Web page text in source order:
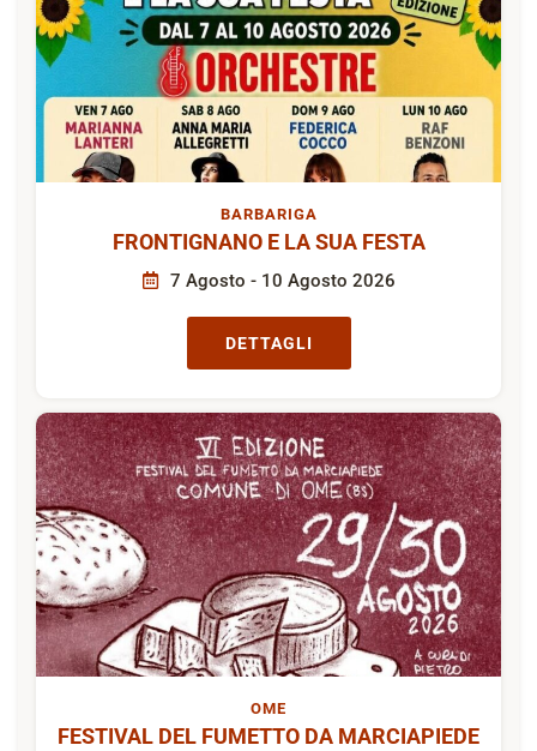
BARBARIGA
FRONTIGNANO E LA SUA FESTA
7 Agosto - 10 Agosto 2026
DETTAGLI
OME
FESTIVAL DEL FUMETTO DA MARCIAPIEDE